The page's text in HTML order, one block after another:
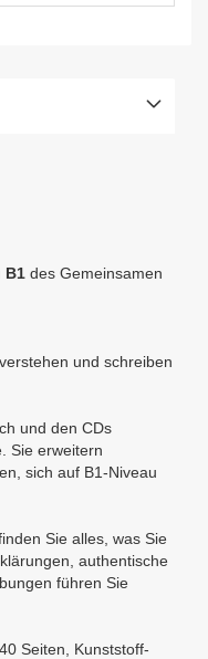
B1 des Gemeinsamen
und schreiben
und den CDs
Sie erweitern
sich auf B1-Niveau
Sie alles, was Sie
authentische
führen Sie
Seiten, Kunststoff-